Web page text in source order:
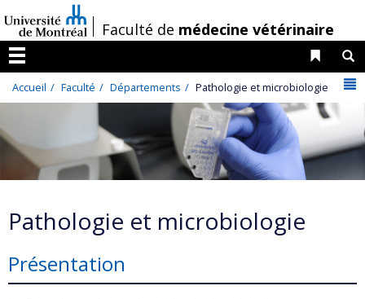
au
contenu
/Faculté de médecine vétérinaire
Menu
Liens
Accueil Faculté Départements Pathologie et microbiologie
Pathologie et microbiologie
Présentation